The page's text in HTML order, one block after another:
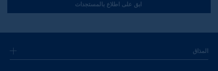
ابق على اطلاع بالمستجدات
المذاق